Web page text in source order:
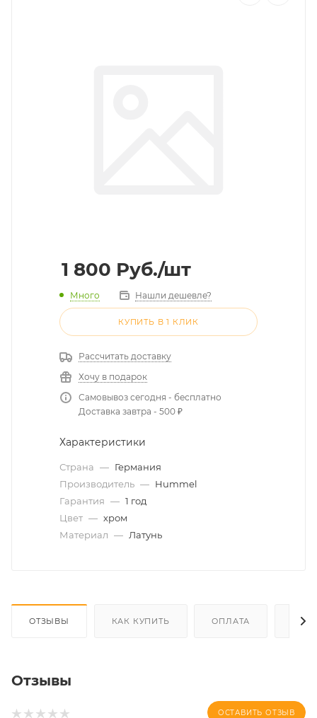
1 800 Руб./шт
Много Нашли дешевле?
КУПИТЬ В 1 КЛИК
Рассчитать доставку
Хочу в подарок
Самовывоз сегодня - бесплатно
Доставка завтра - 500 ₽
Характеристики
Страна — Германия
Производитель — Hummel
Гарантия — 1 год
Цвет — хром
Материал — Латунь
ОТЗЫВЫ КАК КУПИТЬ ОПЛАТА
Отзывы
ОСТАВИТЬ ОТЗЫВ